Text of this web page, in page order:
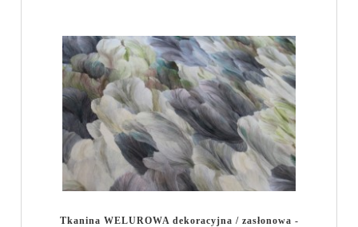
Tkanina WELUROWA dekoracyjna / zasłonowa -